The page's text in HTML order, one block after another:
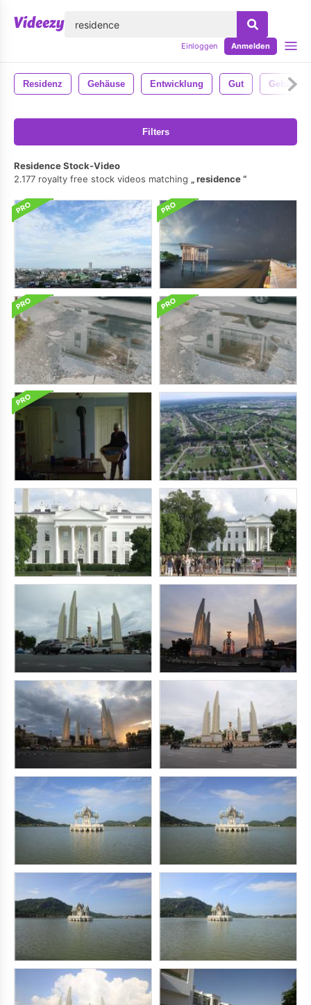
Einloggen Anmelden
Residenz Gehäuse Entwicklung Gut Gebäude
Filters
Residence Stock-Video
2.177 royalty free stock videos matching
residence